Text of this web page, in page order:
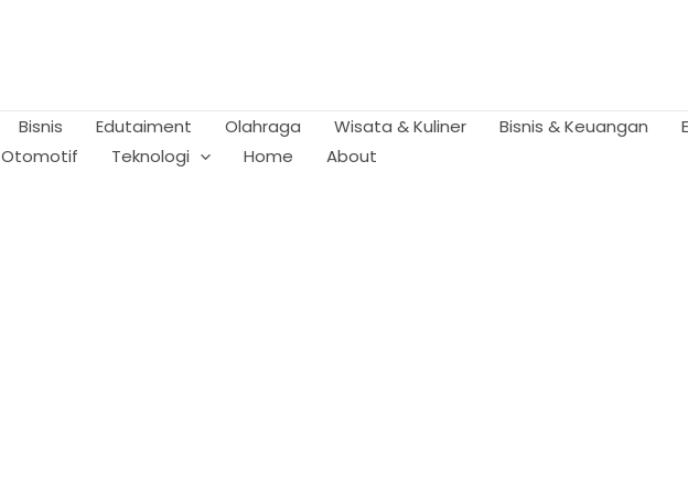
Bisnis Edutaiment Olahraga Wisata & Kuliner Bisnis & Keuangan
Otomotif Teknologi Home About